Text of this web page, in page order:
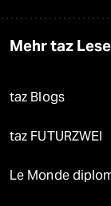
Mehr taz
taz Blogs
taz FUTURZWEI
Le Monde